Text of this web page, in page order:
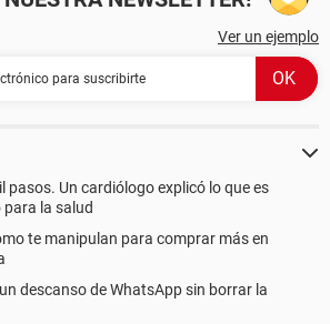
Ver un ejemplo
pasos. Un cardiólogo explicó lo que es
la salud
te manipulan para comprar más en
descanso de WhatsApp sin borrar la